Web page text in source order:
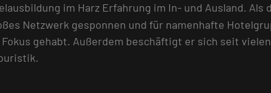
im Harz Erfahrung im In- und Ausland.
Netzwerk gesponnen und für namenhafte
gehabt. Außerdem beschäftigt er sich seit